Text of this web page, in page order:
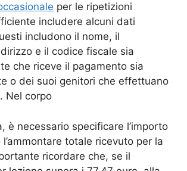
per le ripetizioni
includere alcuni dati
includono il nome, il
e il codice fiscale sia
che riceve il pagamento sia
o dei suoi genitori che effettuano
Nel corpo
è necessario specificare l’importo
totale ricevuto per la
ricordare che, se il